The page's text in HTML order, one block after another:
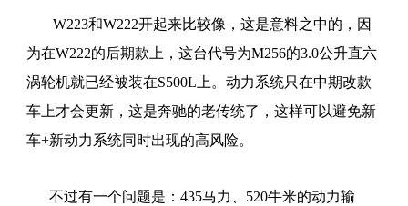
W223和W222开起来比较像，这是意料之中的，因
为在W222的后期款上，这台代号为M256的3.0公升直六
涡轮机就已经被装在S500L上。动力系统只在中期改款
车上才会更新，这是奔驰的老传统了，这样可以避免新
车+新动力系统同时出现的高风险。
不过有一个问题是：435马力、520牛米的动力输